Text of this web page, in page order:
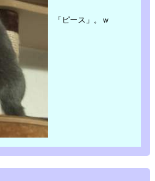
「ピース」。ｗ